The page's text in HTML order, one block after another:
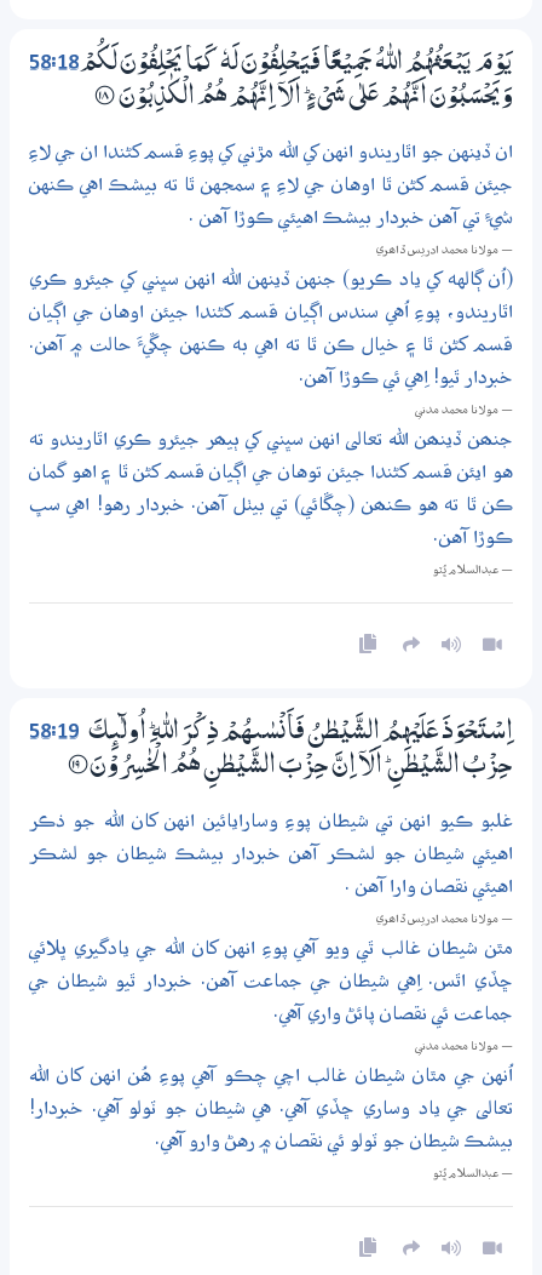
58:18 يَوْمَ يَبْعَثُهُمُ اللّٰهُ جَمِيْعًا فَيَحْلِفُوْنَ لَهٗ كَـمَا يَحْلِفُوْنَ لَكُمْ
وَيَحْسَبُوْنَ اَنَّهُمْ عَلٰي شَيْءٍ ۭ اَلَآ اِنَّهُمْ هُمُ الْكٰذِبُوْنَ ؀18
ان ڏينهن جو اٿاريندو انهن کي الله مڙني کي پوءِ قسم کڻندا ان جي لاءِ
جيئن قسم کڻن ٿا اوهان جي لاءِ ۽ سمجهن ٿا ته بيشڪ اهي ڪنهن
شيءِ تي آهن خبردار بيشڪ اهيئي ڪوڙا آهن .
— مولانا محمد ادريس ڏاھري
(اُن ڳالهه کي ياد ڪريو) جنهن ڏينهن الله انهن سڀني کي جيئرو ڪري
اٿاريندو، پوءِ اُهي سندس اڳيان قسم کڻندا جيئن اوهان جي اڳيان
قسم کڻن ٿا ۽ خيال ڪن ٿا ته اهي به ڪنهن چڱيءَ حالت ۾ آهن.
خبردار ٿيو! اِهي ئي ڪوڙا آهن.
— مولانا محمد مدني
جنھن ڏينھن الله تعالى انهن سڀني کي ٻيھر جيئرو ڪري اٿاريندو ته
هو ايئن قسم کڻندا جيئن توهان جي اڳيان قسم کڻن ٿا ۽ اهو گمان
ڪن ٿا ته هو ڪنھن (چڱائي) تي بيٺل آهن. خبردار رهو! اهي سڀ
ڪوڙا آهن.
— عبدالسلام ڀُٽو
58:19 اِسْتَحْوَذَ عَلَيْهِمُ الشَّيْطٰنُ فَاَنْسٰـىهُمْ ذِكْرَ اللّٰهِ ۭ اُولٰۗىِٕكَ
حِزْبُ الشَّيْطٰنِ ۭ اَلَآ اِنَّ حِزْبَ الشَّيْطٰنِ هُمُ الْخٰسِرُوْنَ ؀19
غلبو ڪيو انهن تي شيطان پوءِ وسارايائين انهن کان الله جو ذڪر
اهيئي شيطان جو لشڪر آهن خبردار بيشڪ شيطان جو لشڪر
اهيئي نقصان وارا آهن .
— مولانا محمد ادريس ڏاھري
مٿن شيطان غالب ٿي ويو آهي پوءِ انهن کان الله جي يادگيري ڀلائي
ڇڏي اٿس. اِهي شيطان جي جماعت آهن. خبردار ٿيو شيطان جي
جماعت ئي نقصان پائڻ واري آهي.
— مولانا محمد مدني
اُنهن جي مٿان شيطان غالب اچي چڪو آهي پوءِ هُن انهن کان الله
تعالى جي ياد وساري ڇڏي آهي. هي شيطان جو ٽولو آهي. خبردار!
بيشڪ شيطان جو ٽولو ئي نقصان ۾ رهڻ وارو آهي.
— عبدالسلام ڀُٽو